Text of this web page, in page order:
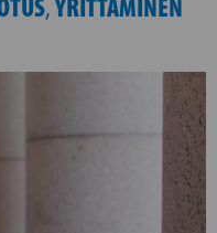
,YRITTÄMINEN